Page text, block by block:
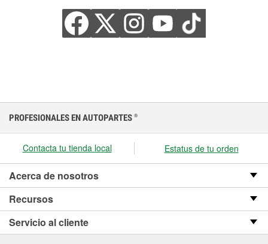
PROFESIONALES EN AUTOPARTES ®
Contacta tu tienda local Estatus de tu orden
Acerca de nosotros
Recursos
Servicio al cliente